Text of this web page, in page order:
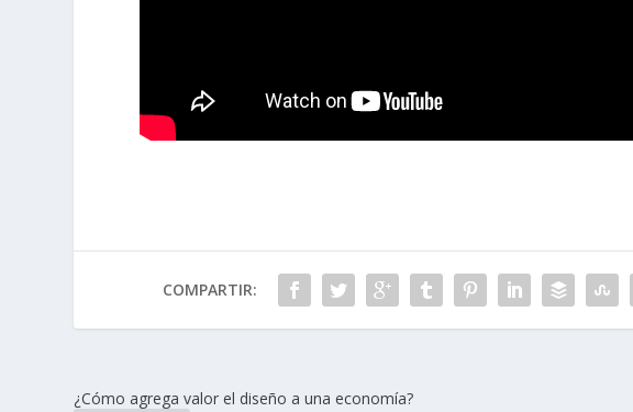
COMPARTIR:
¿Cómo agrega valor el diseño a una economía?